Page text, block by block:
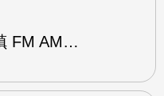
FM AM…